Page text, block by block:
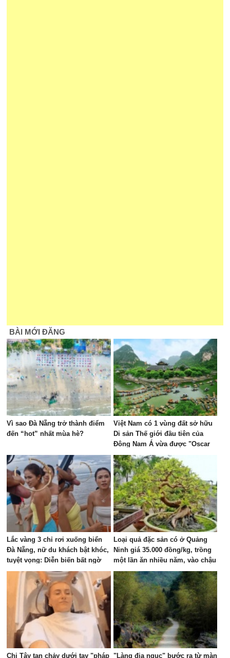
BÀI MỚI ĐĂNG
Vì sao Đà Nẵng trở thành điểm
đến “hot” nhất mùa hè?
Việt Nam có 1 vùng đất sở hữu
Di sản Thế giới đầu tiên của
Đông Nam Á vừa được "Oscar
của ngành du lịch" đề cử, là nơi
tỷ phú Xuân Trường đầu tư KDL
tâm linh 12.000 ha
Lắc vàng 3 chỉ rơi xuống biển
Đà Nẵng, nữ du khách bật khóc,
tuyệt vọng: Diễn biến bất ngờ
sau đó
Loại quả đặc sản có ở Quảng
Ninh giá 35.000 đồng/kg, trồng
một lần ăn nhiều năm, vào chậu
làm bonsai giúp chiêu tài
Chị Tây tan chảy dưới tay "pháp "Làng địa ngục" bước ra từ màn